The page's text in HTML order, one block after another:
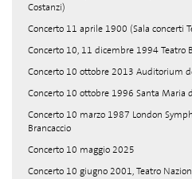
Costanzi)
Concerto 11 aprile 1900 (Sala concerti
Concerto 10, 11 dicembre 1994 Teatro
Concerto 10 ottobre 2013 Auditorium
Concerto 10 ottobre 1996 Santa Maria
Concerto 10 marzo 1987 London
Brancaccio
Concerto 10 maggio 2025
Concerto 10 giugno 2001, Teatro